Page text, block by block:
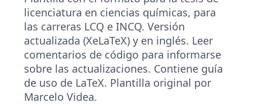
licenciatura en ciencias químicas, para
las carreras LCQ e INCQ. Versión
actualizada (XeLaTeX) y en inglés. Leer
comentarios de código para informarse
sobre las actualizaciones. Contiene guía
de uso de LaTeX. Plantilla original por
Marcelo Videa.